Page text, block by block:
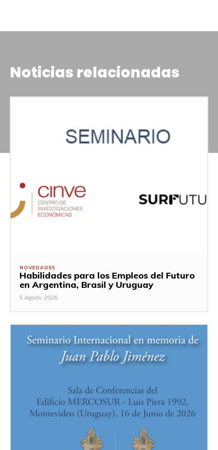
Noticias relacionadas
NOVEDADES
Habilidades para los Empleos del Futuro
en Argentina, Brasil y Uruguay
5 Agosto, 2026